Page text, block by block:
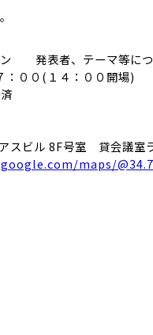
ン 発表者、テーマ等に
００(１４：００開場)
スビル 8F号室 貸会議室
maps/